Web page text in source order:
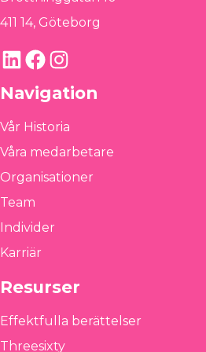
411 14, Göteborg
LinkedIn
Facebook
Instagram
Navigation
Vår Historia
Våra medarbetare
Organisationer
Team
Individer
Karriär
Resurser
Effektfulla berättelser
Threesixty